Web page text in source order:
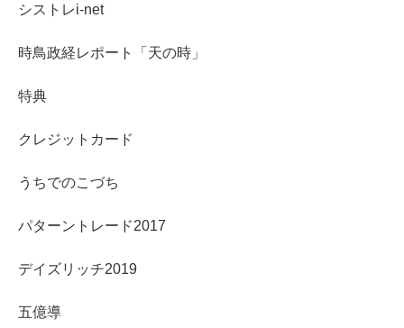
シストレi-net
時鳥政経レポート「天の時」
特典
クレジットカード
うちでのこづち
パターントレード2017
デイズリッチ2019
五億導